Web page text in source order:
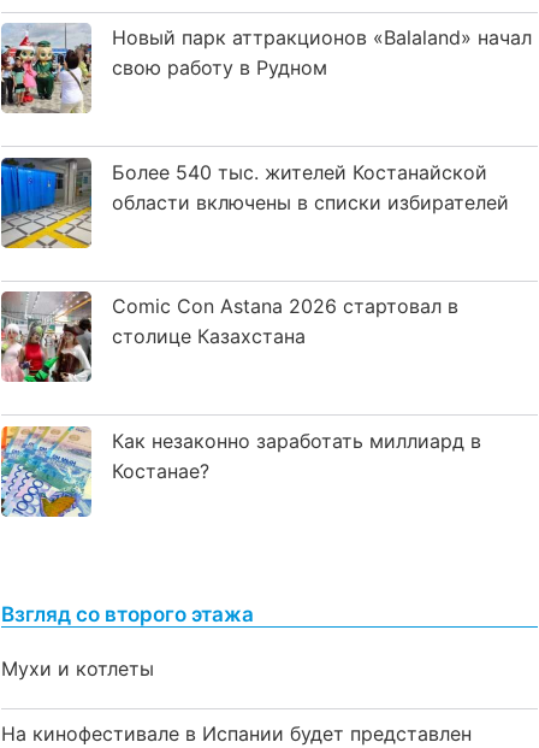
Новый парк аттракционов «Balaland» начал
свою работу в Рудном
Более 540 тыс. жителей Костанайской
области включены в списки избирателей
Comic Con Astana 2026 стартовал в
столице Казахстана
Как незаконно заработать миллиард в
Костанае?
Взгляд со второго этажа
Мухи и котлеты
На кинофестивале в Испании будет представлен